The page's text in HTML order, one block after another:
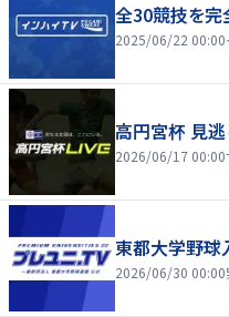
全30競技を完
2025/06/22 00:00
高円宮杯 見逃
2026/06/17 00:00
東都大学野球
2026/06/30 00:00